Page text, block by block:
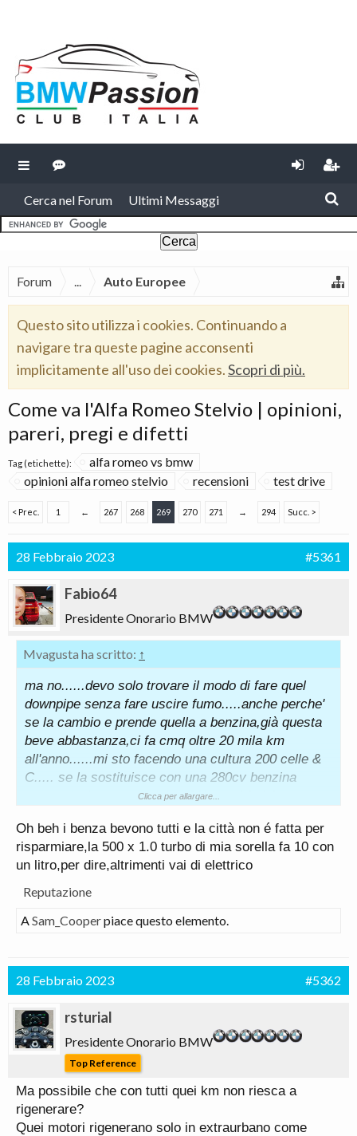
Cerca nel Forum Ultimi Messaggi
Forum ... Auto Europee
Questo sito utilizza i cookies. Continuando a
navigare tra queste pagine acconsenti
implicitamente all'uso dei cookies.Scopri di più.
Come va l'Alfa Romeo Stelvio | opinioni,
pareri, pregi e difetti
Tag (etichette):
alfa romeo vs bmw
opinioni alfa romeo stelvio
recensioni test drive
< Prec. 1 ← 267 268 269 270 271 → 294 Succ. >
28 Febbraio 2023 #5361
Fabio64
Presidente Onorario BMW
Mvagusta ha scritto: ↑
ma no......devo solo trovare il modo di fare quel
downpipe senza fare uscire fumo.....anche perche'
se la cambio e prende quella a benzina,già questa
beve abbastanza,ci fa cmq oltre 20 mila km
all'anno......mi sto facendo una cultura 200 celle &
C..... se la sostituisce con una 280cv benzina
mettendoci almeno un'altro 20k e poi fa i 6 con un
per questa e cmq con un'altra euro6 non sarebbe
cambiato molto
Clicca per allargare...
Oh beh i benza bevono tutti e la città non é fatta per
risparmiare,la 500 x 1.0 turbo di mia sorella fa 10 con
un litro,per dire,altrimenti vai di elettrico
Reputazione
ASam_Cooperpiace questo elemento.
28 Febbraio 2023 #5362
rsturial
Presidente Onorario BMW
Top Reference
Ma possibile che con tutti quei km non riesca a
rigenerare?
Quei motori rigenerano solo in extraurbano come